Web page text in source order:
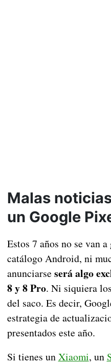
Malas
un Google
Estos 7 años no se van
catálogo Android, ni
anunciarse será algo
8 y 8 Pro. Ni siquiera
del saco. Es decir,
estrategia de
presentados este año.
Si tienes unXiaomi, un